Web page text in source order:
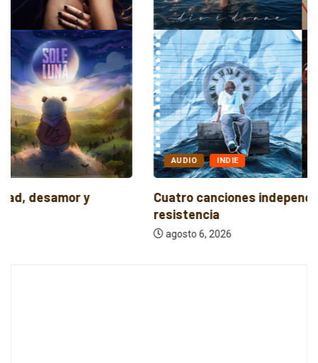
AUDIO INDIE
Cuatro canciones independientes entre reflexión y